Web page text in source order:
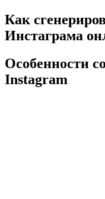
Как
Инстаграма
Особенности
Instagram